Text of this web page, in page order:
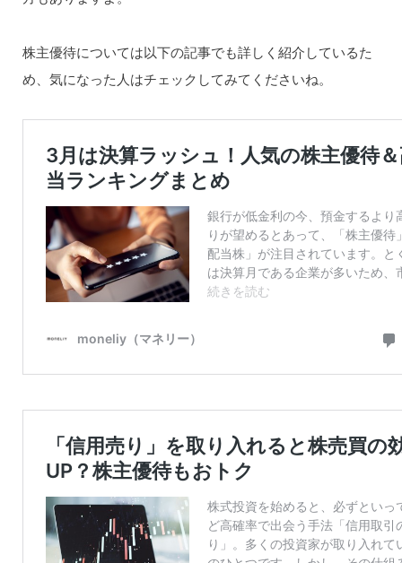
株主優待については以下の記事でも詳しく紹介しているた
め、気になった人はチェックしてみてくださいね。